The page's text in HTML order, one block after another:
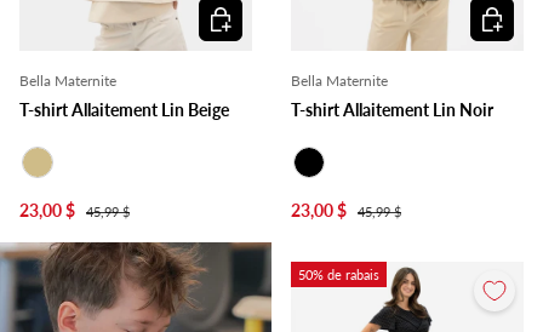
Bella Maternite
T-shirt Allaitement Lin Beige
23,00 $
45,99 $
Choisir les options
Bella Maternite
T-shirt Allaitement Lin Noir
23,00 $
45,99 $
Choisir
50% de rabais